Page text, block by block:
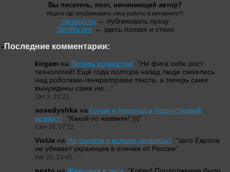
Вы писатель, поэт, начинающий автор?
Ищете где опубликовать свои работы в интернете?!
carsson.ru ← публиковать прозу
StihiRu.pro ← здесь поэзия и стихи
Последние комментарии:
kirgam на Теперь подросток!: “Ни фига себе рост
технологий! Ещё года полтора назад люди смеялись
над роботами-генераторами текста, а теперь сами
вынуждены сами им…”
Окт 3, 23:21
sosedyshka на Голая и переход в подростковый
возраст!: “Какой-то наивняк! )))”
Сен 28, 07:11
VicUa на Не скачите к волкам,украинцы!: “зато Европа
не убивает украинцев в оличии от России”
Авг 20, 13:45
nexto на Женщина в лесу: “Клёво! Продолжение было